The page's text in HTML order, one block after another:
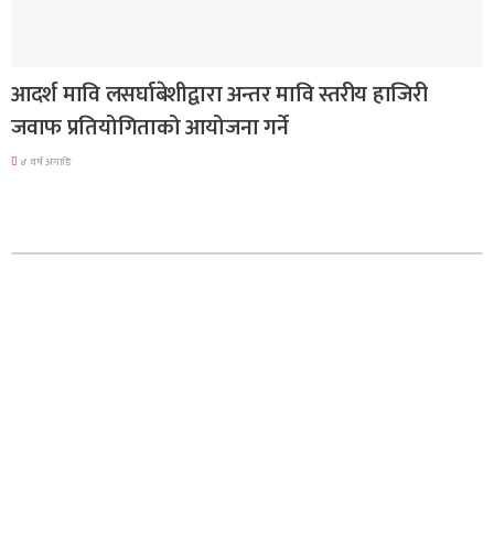
आदर्श मावि लसर्घाबेशीद्वारा अन्तर मावि स्तरीय हाजिरी
जवाफ प्रतियोगिताको आयोजना गर्ने
४ वर्ष अगाडि